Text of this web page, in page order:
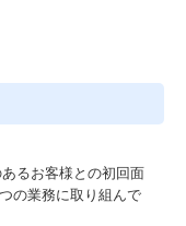
るお客様との初回面
の業務に取り組んで